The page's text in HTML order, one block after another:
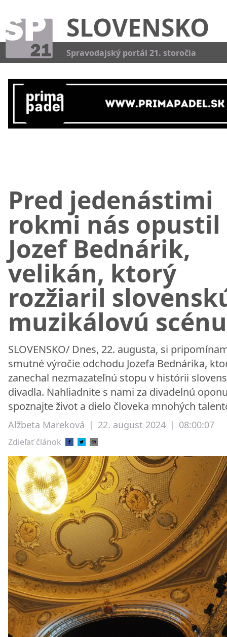
SLOVENSKO
Spravodajský portál 21. storočia
Pred jedenástimi
rokmi nás opustil
Jozef Bednárik,
velikán, ktorý
rozžiaril
muzikálovú scénu
SLOVENSKO/ Dnes, 22. augusta, si
smutné výročie odchodu Jozefa Bednárika,
zanechal nezmazateľnú stopu v histórii
divadla. Nahliadnite s nami za divadelnú
spoznajte život a dielo človeka mnohých
Alžbeta Mareková | 22. august 2024 | 08:00:07
Zdieľať článok